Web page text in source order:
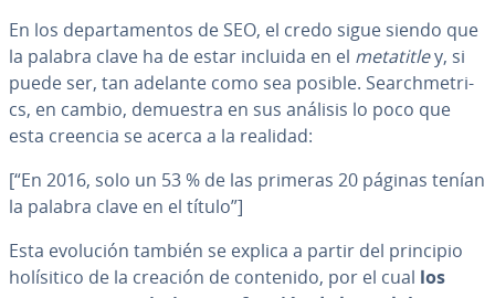
En los de­pa­r­ta­me­n­tos de SEO, el credo sigue siendo que
la palabra clave ha de estar incluida en el metatitley, si
puede ser, tan adelante como sea posible. Sea­r­ch­me­tri­
cs, en cambio, demuestra en sus análisis lo poco que
esta creencia se acerca a la realidad:
[“En 2016, solo un 53 % de las primeras 20 páginas tenían
la palabra clave en el título”]
Esta evolución también se explica a partir del principio
ho­lí­si­ti­co de la creación de contenido, por el cual los